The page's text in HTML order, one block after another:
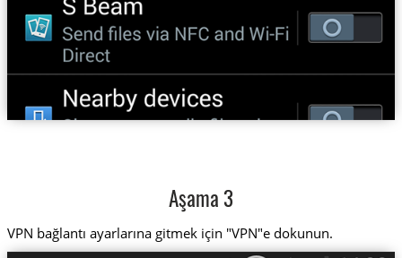
Aşama 3
VPN bağlantı ayarlarına gitmek için "VPN"e dokunun.